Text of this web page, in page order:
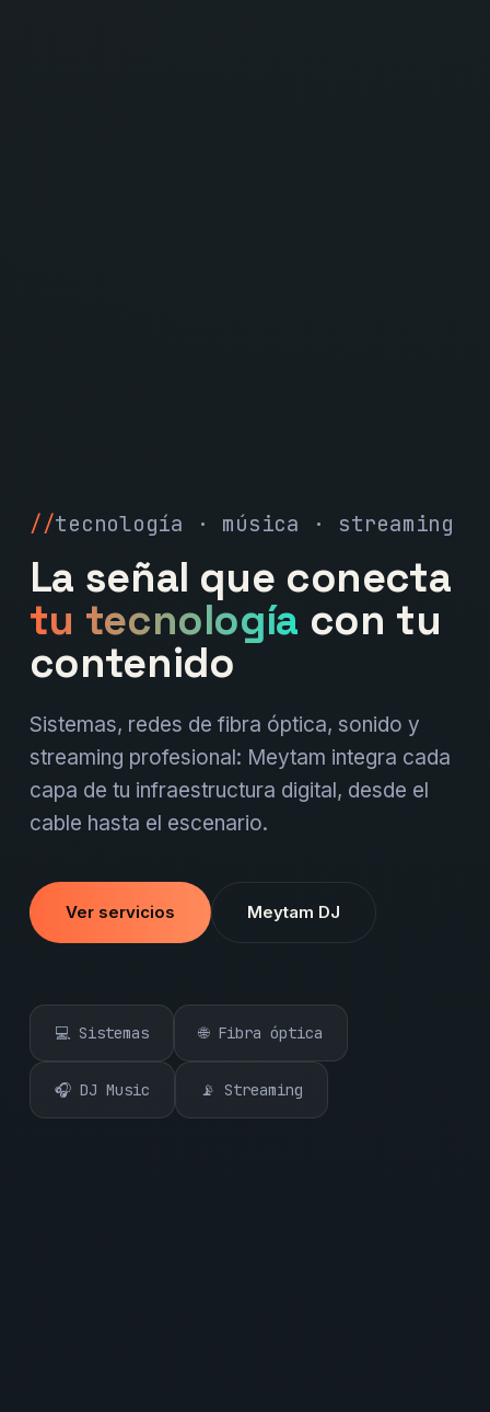
tecnología · música · streaming
La señal que conecta
tu tecnología con tu
contenido
Sistemas, redes de fibra óptica, sonido y
streaming profesional: Meytam integra cada
capa de tu infraestructura digital, desde el
cable hasta el escenario.
Ver servicios Meytam DJ
💻 Sistemas 🌐 Fibra óptica
🎧 DJ Music 📡 Streaming